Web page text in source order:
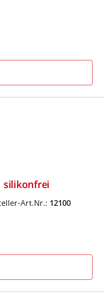
silikonfrei
Art.Nr.: 12100